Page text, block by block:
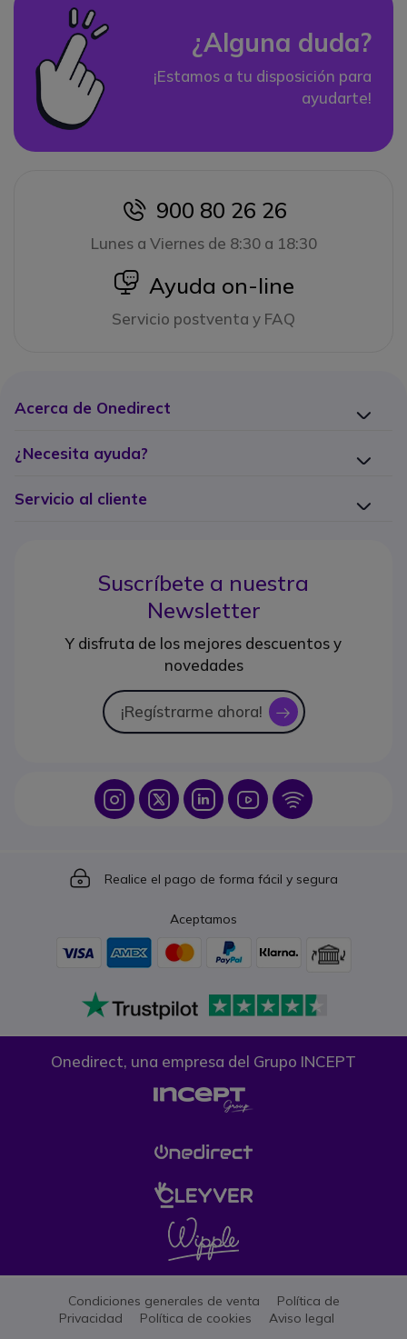
¿Alguna duda?
¡Estamos a tu disposición para
ayudarte!
icon
900 80 26 26
Lunes a Viernes de 8:30 a 18:30
icon
Ayuda on-line
Servicio postventa y FAQ
Acerca de Onedirect
¿Necesita ayuda?
Servicio al cliente
Suscríbete a nuestra
Newsletter
Y disfruta de los mejores descuentos y
novedades
¡Regístrarme ahora! icon
Icon IconIcon Icon Icon
Icon
Realice el pago de forma fácil y segura
Aceptamos
Onedirect, una empresa del Grupo INCEPT
Condiciones generales de venta
Política de
Privacidad
Política de cookies Aviso legal